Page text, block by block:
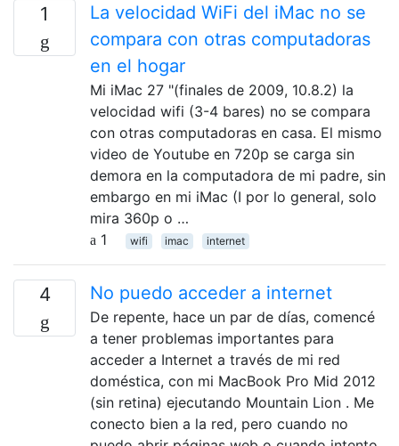
1
La velocidad WiFi del iMac no se
compara con otras computadoras
en el hogar
Mi iMac 27 "(finales de 2009, 10.8.2) la
velocidad wifi (3-4 bares) no se compara
con otras computadoras en casa. El mismo
video de Youtube en 720p se carga sin
demora en la computadora de mi padre, sin
embargo en mi iMac (I por lo general, solo
mira 360p o …
1
wifi imac internet
4 No puedo acceder a internet
De repente, hace un par de días, comencé
a tener problemas importantes para
acceder a Internet a través de mi red
doméstica, con mi MacBook Pro Mid 2012
(sin retina) ejecutando Mountain Lion . Me
conecto bien a la red, pero cuando no